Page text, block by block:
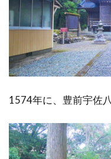
1574年に、豊前宇佐